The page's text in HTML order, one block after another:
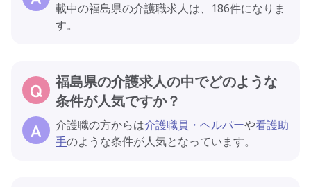
載中の福島県の介護職求人は、186件になりま
す。
福島県の介護求人の中でどのような
条件が人気ですか？
介護職の方からは介護職員・ヘルパーや看護助
手のような条件が人気となっています。